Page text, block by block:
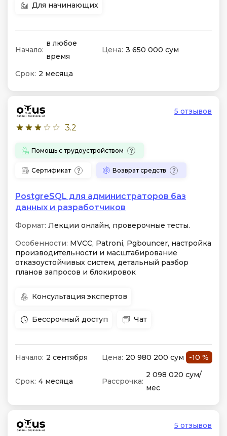
Для начинающих
Начало:
в любое
время
Цена: 3 650 000 сум
Срок: 2 месяца
3.2
5 отзывов
Помощь с трудоустройством
Сертификат Возврат средств
PostgreSQL для администраторов баз
данных и разработчиков
Формат: Лекции онлайн, проверочные тесты.
Особенности: MVCC, Patroni, Pgbouncer, настройка
производительности и масштабирование
отказоустойчивых систем, детальный разбор
планов запросов и блокировок
Консультация экспертов
Бессрочный доступ Чат
Начало: 2 сентября Цена: 20 980 200 сум -10 %
Срок: 4 месяца Рассрочка:
2 098 020 сум/
мес
5 отзывов